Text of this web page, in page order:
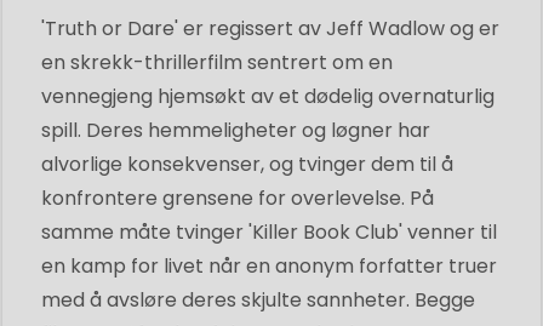
'Truth or Dare' er regissert av Jeff Wadlow og er
en skrekk-thrillerfilm sentrert om en
vennegjeng hjemsøkt av et dødelig overnaturlig
spill. Deres hemmeligheter og løgner har
alvorlige konsekvenser, og tvinger dem til å
konfrontere grensene for overlevelse. På
samme måte tvinger 'Killer Book Club' venner til
en kamp for livet når en anonym forfatter truer
med å avsløre deres skjulte sannheter. Begge